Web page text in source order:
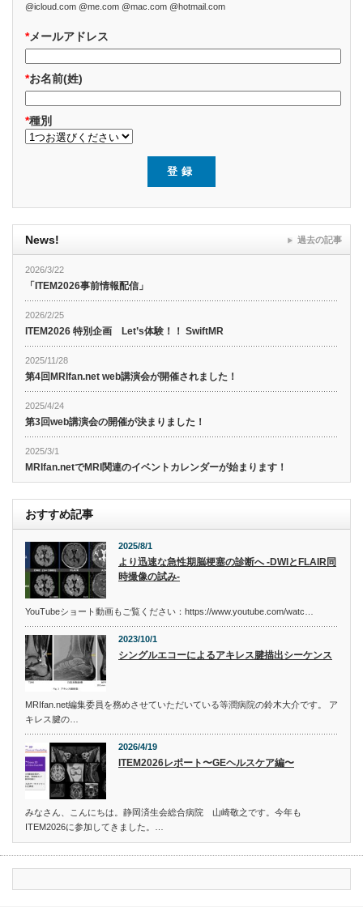
@icloud.com @me.com @mac.com @hotmail.com
*メールアドレス
*お名前(姓)
*種別
News!
2026/3/22
「ITEM2026事前情報配信」
2026/2/25
ITEM2026 特別企画 Let’s体験！！ SwiftMR
2025/11/28
第4回MRIfan.net web講演会が開催されました！
2025/4/24
第3回web講演会の開催が決まりました！
2025/3/1
MRIfan.netでMRI関連のイベントカレンダーが始まります！
過去の記事
おすすめ記事
2025/8/1
より迅速な急性期脳梗塞の診断へ -DWIとFLAIR同
時撮像の試み-
YouTubeショート動画もご覧ください：https://www.youtube.com/watc…
2023/10/1
シングルエコーによるアキレス腱描出シーケンス
MRIfan.net編集委員を務めさせていただいている等潤病院の鈴木大介です。 ア
キレス腱の…
2026/4/19
ITEM2026レポート〜GEヘルスケア編〜
みなさん、こんにちは。静岡済生会総合病院 山崎敬之です。今年も
ITEM2026に参加してきました。…